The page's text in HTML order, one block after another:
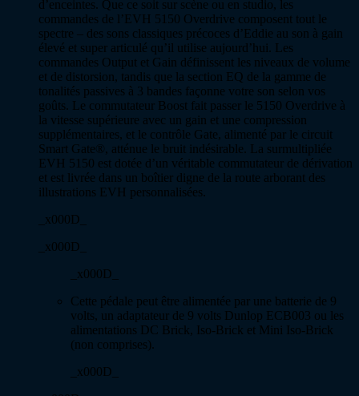
d’enceintes. Que ce soit sur scène ou en studio, les
commandes de l’EVH 5150 Overdrive composent tout le
spectre – des sons classiques précoces d’Eddie au son à gain
élevé et super articulé qu’il utilise aujourd’hui. Les
commandes Output et Gain définissent les niveaux de volume
et de distorsion, tandis que la section EQ de la gamme de
tonalités passives à 3 bandes façonne votre son selon vos
goûts. Le commutateur Boost fait passer le 5150 Overdrive à
la vitesse supérieure avec un gain et une compression
supplémentaires, et le contrôle Gate, alimenté par le circuit
Smart Gate®, atténue le bruit indésirable. La surmultipliée
EVH 5150 est dotée d’un véritable commutateur de dérivation
et est livrée dans un boîtier digne de la route arborant des
illustrations EVH personnalisées.
_x000D_
_x000D_
_x000D_
Cette pédale peut être alimentée par une batterie de 9
volts, un adaptateur de 9 volts Dunlop ECB003 ou les
alimentations DC Brick, Iso-Brick et Mini Iso-Brick
(non comprises).
_x000D_